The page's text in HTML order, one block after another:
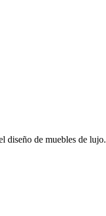
diseño de muebles de lujo.